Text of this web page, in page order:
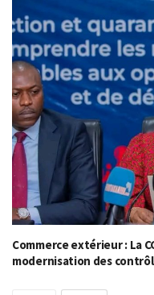
Commerce extérieur : La
modernisation des